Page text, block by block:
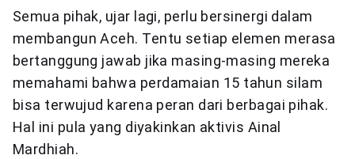
Semua pihak, ujar lagi, perlu bersinergi dalam
membangun Aceh. Tentu setiap elemen merasa
bertanggung jawab jika masing-masing mereka
memahami bahwa perdamaian 15 tahun silam
bisa terwujud karena peran dari berbagai pihak.
Hal ini pula yang diyakinkan aktivis Ainal
Mardhiah.